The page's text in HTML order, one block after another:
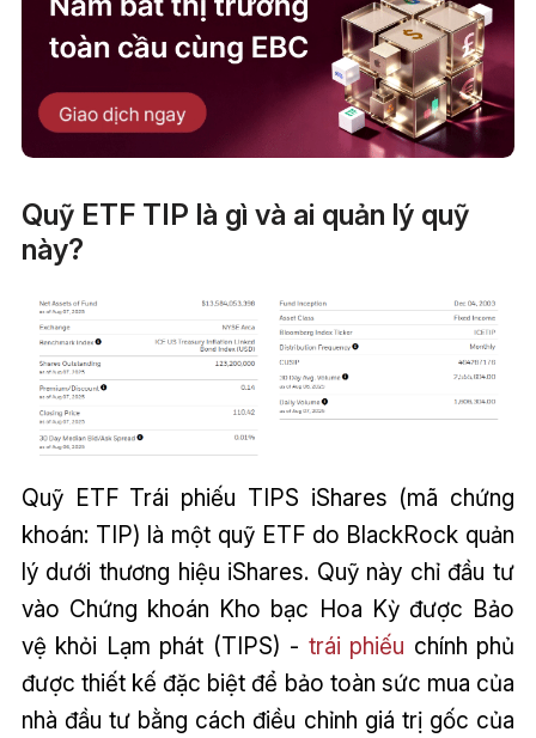
Quỹ ETF TIP là gì và ai quản lý quỹ
này?
Quỹ ETF Trái phiếu TIPS iShares (mã chứng
khoán: TIP) là một quỹ ETF do BlackRock quản
lý dưới thương hiệu iShares. Quỹ này chỉ đầu tư
vào Chứng khoán Kho bạc Hoa Kỳ được Bảo
vệ khỏi Lạm phát (TIPS) - trái phiếu chính phủ
được thiết kế đặc biệt để bảo toàn sức mua của
nhà đầu tư bằng cách điều chỉnh giá trị gốc của